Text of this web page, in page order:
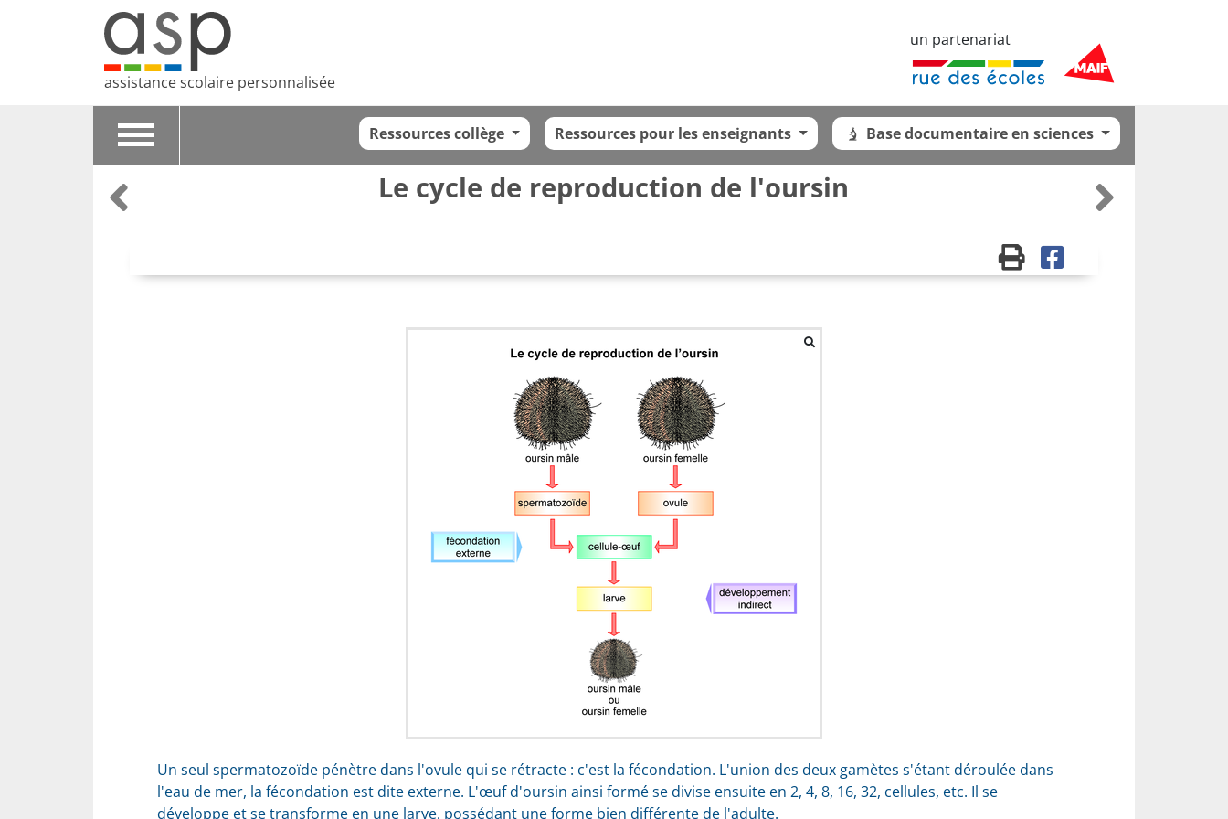
assistance scolaire personnalisée
un partenariat
Toggle
Ressources collège Ressources pour les enseignants Base documentaire en sciences
Le cycle de reproduction de l'oursin
Un seul spermatozoïde pénètre dans l'ovule qui se rétracte : c'est la fécondation. L'union des deux gamètes s'étant déroulée dans
l'eau de mer, la fécondation est dite externe. L'œuf d'oursin ainsi formé se divise ensuite en 2, 4, 8, 16, 32, cellules, etc. Il se
développe et se transforme en une larve, possédant une forme bien différente de l'adulte.